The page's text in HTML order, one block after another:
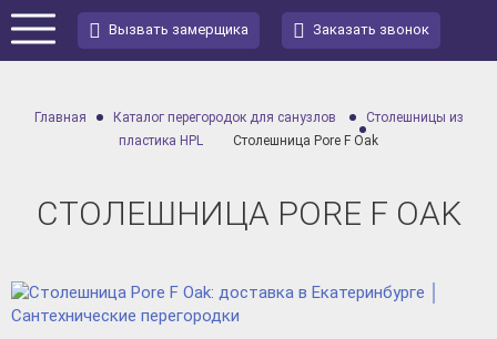
Вызвать замерщика Заказать звонок
Главная Каталог перегородок для санузлов
Столешницы из
пластика HPL
Столешница Pore F Oak
СТОЛЕШНИЦА PORE F OAK